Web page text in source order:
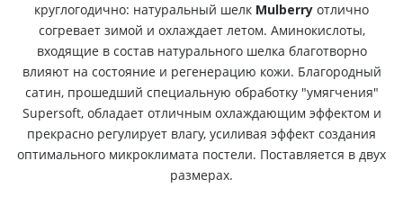
круглогодично: натуральный шелк Mulberry отлично
согревает зимой и охлаждает летом. Аминокислоты,
входящие в состав натурального шелка благотворно
влияют на состояние и регенерацию кожи. Благородный
сатин, прошедший специальную обработку "умягчения"
Supersoft, обладает отличным охлаждающим эффектом и
прекрасно регулирует влагу, усиливая эффект создания
оптимального микроклимата постели. Поставляется в двух
размерах.